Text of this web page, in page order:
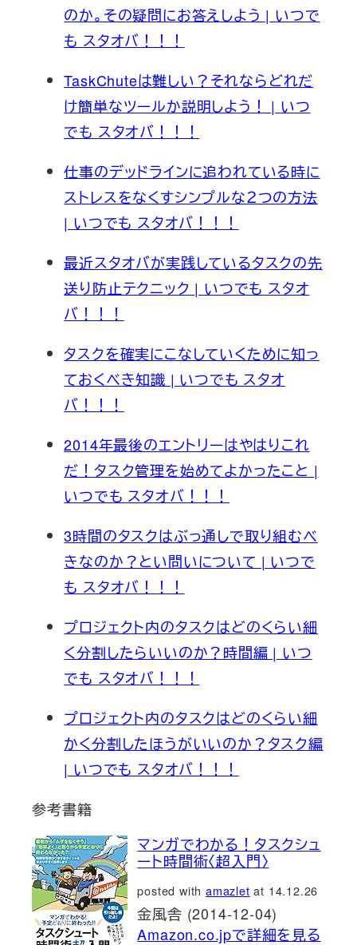
のか。その疑問にお答えしよう | いつで
も スタオバ！！！
TaskChuteは難しい？それならどれだ
け簡単なツールか説明しよう！ | いつ
でも スタオバ！！！
仕事のデッドラインに追われている時に
ストレスをなくすシンプルな２つの方法
| いつでも スタオバ！！！
最近スタオバが実践しているタスクの先
送り防止テクニック | いつでも スタオ
バ！！！
タスクを確実にこなしていくために知っ
ておくべき知識 | いつでも スタオ
バ！！！
2014年最後のエントリーはやはりこれ
だ！タスク管理を始めてよかったこと |
いつでも スタオバ！！！
3時間のタスクはぶっ通しで取り組むべ
きなのか？とい問いについて | いつで
も スタオバ！！！
プロジェクト内のタスクはどのくらい細
く分割したらいいのか？時間編 | いつ
でも スタオバ！！！
プロジェクト内のタスクはどのくらい細
かく分割したほうがいいのか？タスク編
| いつでも スタオバ！！！
参考書籍
マンガでわかる！タスクシュ
ート時間術〈超入門〉
posted with amazlet at 14.12.26
金風舎 (2014-12-04)
Amazon.co.jpで詳細を見る